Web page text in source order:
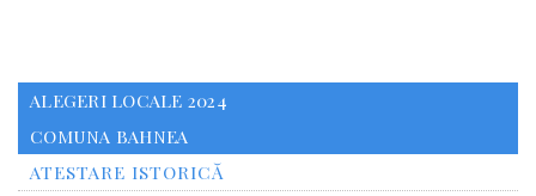
ALEGERI LOCALE 2024
COMUNA BAHNEA
ATESTARE ISTORICĂ